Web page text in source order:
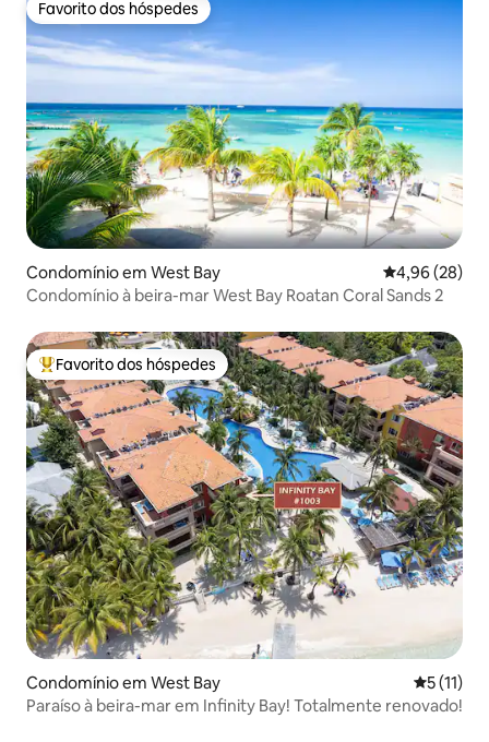
Favorito dos hóspedes
Favorito dos hóspedes
Condomínio em West Bay Classificação
4,96 (28)
Condomínio à beira-mar West Bay Roatan Coral Sands 2
Favoritos dos hóspedes mais apreciados
Favorito dos hóspedes
Condomínio em West Bay
5 (11)
Paraíso à beira-mar em Infinity Bay! Totalmente renovado!